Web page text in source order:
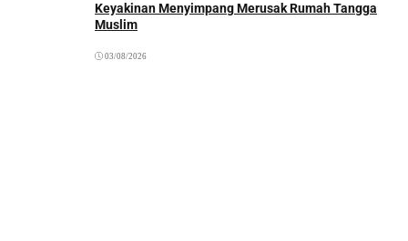
Keyakinan Menyimpang Merusak Rumah Tangga
Muslim
03/08/2026